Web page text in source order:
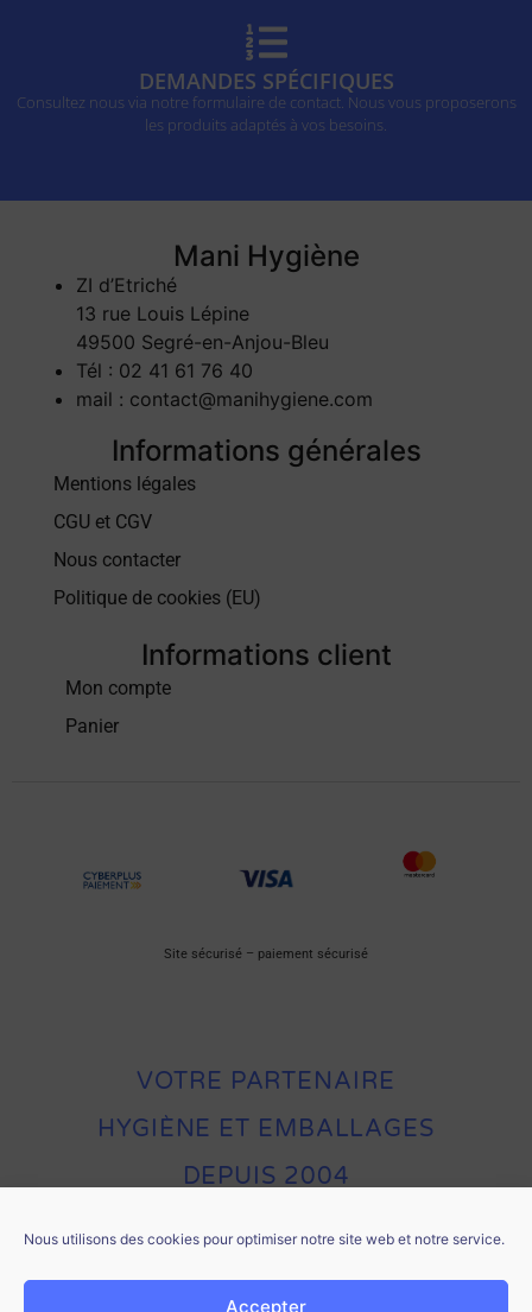
Nous utilisons des cookies pour optimiser notre site web et notre service.
Accepter
DEMANDES SPÉCIFIQUES
Consultez nous via notre formulaire de contact. Nous vous proposerons
les produits adaptés à vos besoins.
Mani Hygiène
ZI d’Etriché
13 rue Louis Lépine
49500 Segré-en-Anjou-Bleu
Tél : 02 41 61 76 40
mail : contact@manihygiene.com
Informations générales
Mentions légales
CGU et CGV
Nous contacter
Politique de cookies (EU)
Informations client
Mon compte
Panier
Site sécurisé – paiement sécurisé
VOTRE PARTENAIRE
HYGIÈNE ET EMBALLAGES
DEPUIS 2004